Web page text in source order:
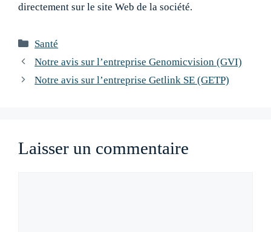
directement sur le site Web de la société.
Catégories
Santé
Navigation
des
Notre avis sur l’entreprise Genomicvision (GVI)
Notre avis sur l’entreprise Getlink SE (GETP)
Laisser un commentaire